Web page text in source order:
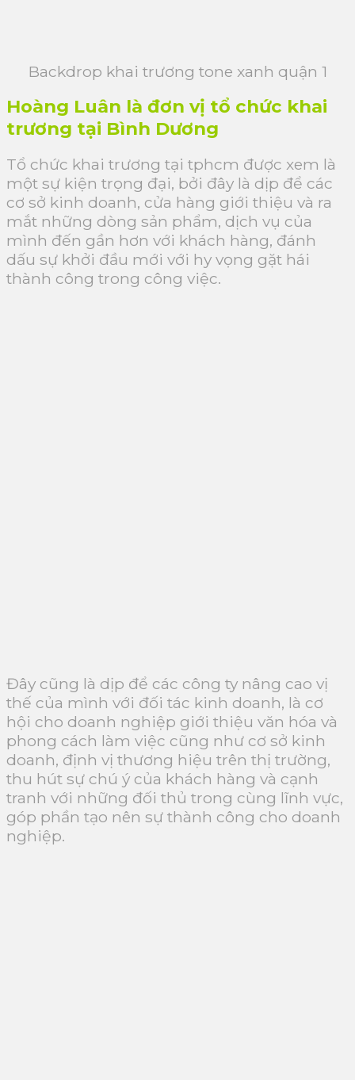
Backdrop khai trương tone xanh quận 1
Hoàng Luân là đơn vị tổ chức khai
trương tại Bình Dương
Tổ chức khai trương tại tphcm được xem là
một sự kiện trọng đại, bởi đây là dịp để các
cơ sở kinh doanh, cửa hàng giới thiệu và ra
mắt những dòng sản phẩm, dịch vụ của
mình đến gần hơn với khách hàng, đánh
dấu sự khởi đầu mới với hy vọng gặt hái
thành công trong công việc.
Đây cũng là dịp để các công ty nâng cao vị
thế của mình với đối tác kinh doanh, là cơ
hội cho doanh nghiệp giới thiệu văn hóa và
phong cách làm việc cũng như cơ sở kinh
doanh, định vị thương hiệu trên thị trường,
thu hút sự chú ý của khách hàng và cạnh
tranh với những đối thủ trong cùng lĩnh vực,
góp phần tạo nên sự thành công cho doanh
nghiệp.